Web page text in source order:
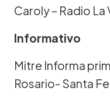
Caroly – Radio La
Informativo
Mitre Informa
Rosario- Santa Fe